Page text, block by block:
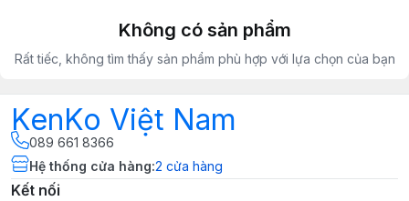
Không có sản phẩm
Rất tiếc, không tìm thấy sản phẩm phù hợp với lựa chọn của bạn
KenKo Việt Nam
089 661 8366
Hệ thống cửa hàng:2 cửa hàng
Kết nối